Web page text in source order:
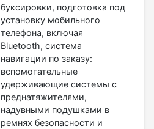
буксировки, подготовка под
установку мобильного
телефона, включая
Bluetooth, cистема
навигации по заказу:
вспомогательные
удерживающие системы с
преднатяжителями,
надувными подушками в
ремнях безопасности и